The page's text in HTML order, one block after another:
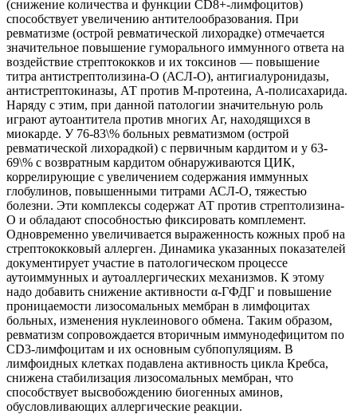
(снижение количества и функции CD8+-лимфоцитов)
способствует увеличению антителообразования. При
ревматизме (острой ревматической лихорадке) отмечается
значительное повышение гуморального иммунного ответа на
воздействие стрептококков и их токсинов — повышение
титра антистрептолизина-О (АСЛ-О), антигиалуронидазы,
антистрептокиназы, АТ против М-протеина, А-полисахарида.
Наряду с этим, при данной патологии значительную роль
играют аутоантитела против многих Аг, находящихся в
миокарде. У 76-83\% больных ревматизмом (острой
ревматической лихорадкой) с первичным кардитом и у 63-
69\% с возвратным кардитом обнаруживаются ЦИК,
коррелирующие с увеличением содержания иммунных
глобулинов, повышенными титрами АСЛ-О, тяжестью
болезни. Эти комплексы содержат АТ против стрептолизина-
О и обладают способностью фиксировать комплемент.
Одновременно увеличивается выраженность кожных проб на
стрептококковый аллерген. Динамика указанных показателей
документирует участие в патологическом процессе
аутоиммунных и аутоаллергических механизмов. К этому
надо добавить снижение активности α-ГФДГ и повышение
проницаемости лизосомальных мембран в лимфоцитах
больных, изменения нуклеинового обмена. Таким образом,
ревматизм сопровождается вторичным иммунодефицитом по
CD3-лимфоцитам и их основным субпопуляциям. В
лимфоидных клетках подавлена активность цикла Кребса,
снижена стабилизация лизосомальных мембран, что
способствует высвобождению биогенных аминов,
обусловливающих аллергические реакции.